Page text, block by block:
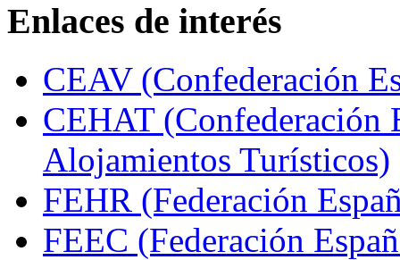
Enlaces de interés
CEAV (Confederación
CEHAT (Confederación
Alojamientos Turísticos)
FEHR (Federación
FEEC (Federación